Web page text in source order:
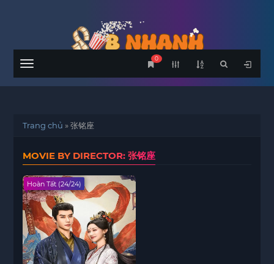
Menu
0
Trang chủ »张铭座
MOVIE BY DIRECTOR: 张铭座
Hoàn Tất (24/24)